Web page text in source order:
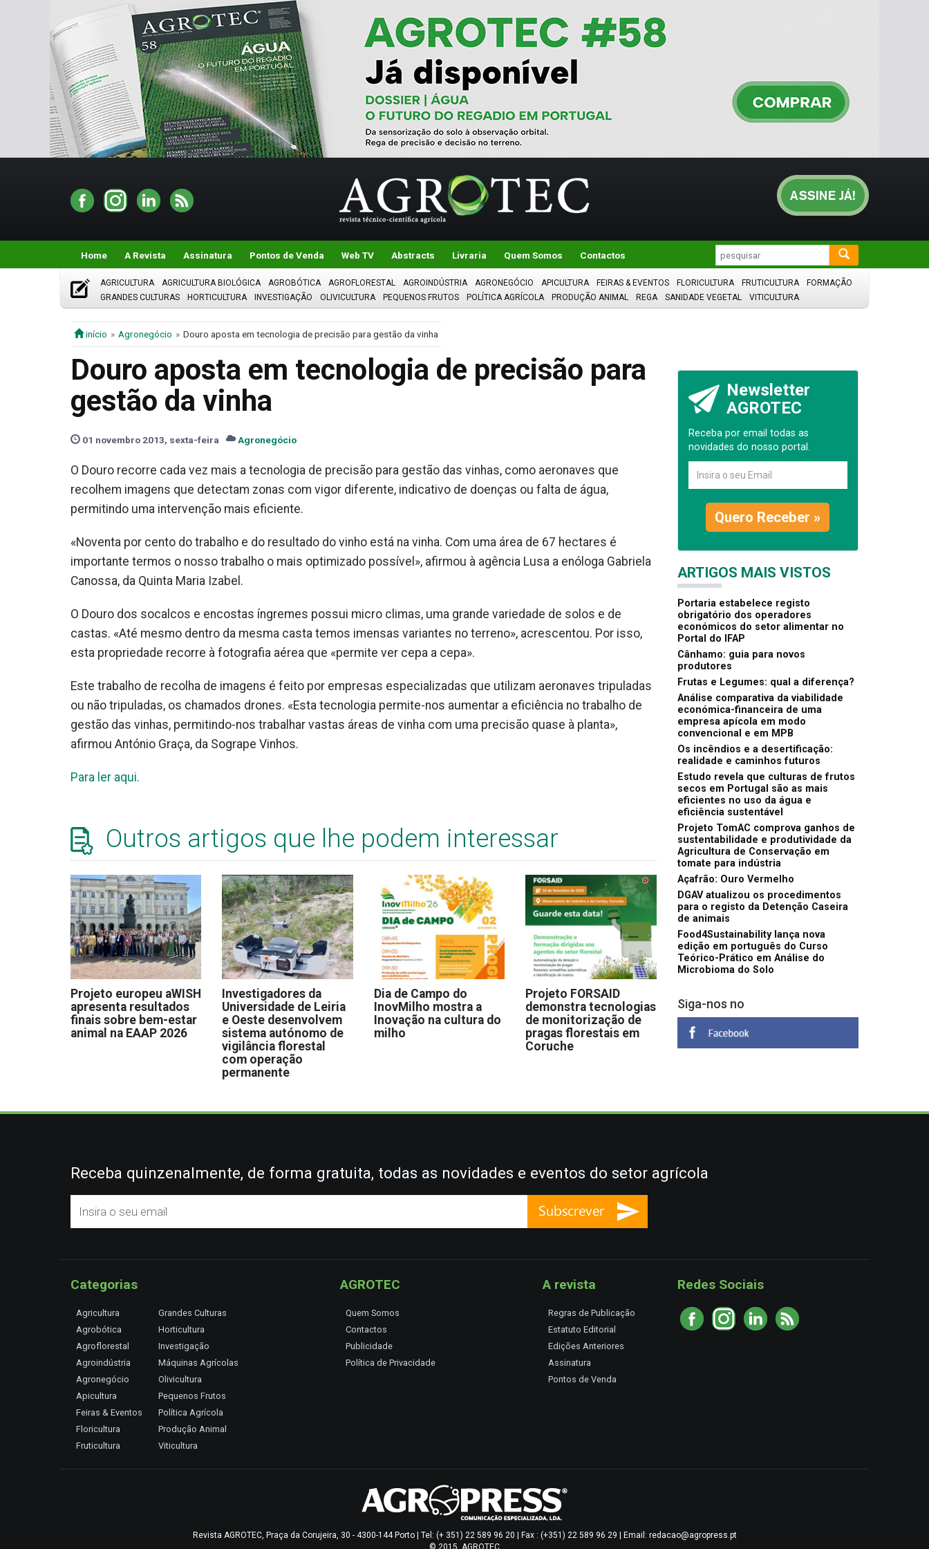
Home A Revista Assinatura Pontos de Venda Web TV Abstracts Livraria Quem Somos Contactos
AGRICULTURA AGRICULTURA BIOLÓGICA AGROBÓTICA AGROFLORESTAL AGROINDÚSTRIA AGRONEGÓCIO APICULTURA FEIRAS & EVENTOS FLORICULTURA FRUTICULTURA
FORMAÇÃO
GRANDES CULTURAS
HORTICULTURA INVESTIGAÇÃO OLIVICULTURA PEQUENOS FRUTOS POLÍTICA AGRÍCOLA PRODUÇÃO ANIMAL REGA SANIDADE VEGETAL VITICULTURA
início Agronegócio Douro aposta em tecnologia de precisão para gestão da vinha
Douro aposta em tecnologia de precisão para
gestão da vinha
01 novembro 2013, sexta-feira Agronegócio
O Douro recorre cada vez mais a tecnologia de precisão para gestão das vinhas, como aeronaves que
recolhem imagens que detectam zonas com vigor diferente, indicativo de doenças ou falta de água,
permitindo uma intervenção mais eficiente.
«Noventa por cento do trabalho e do resultado do vinho está na vinha. Com uma área de 67 hectares é
importante termos o nosso trabalho o mais optimizado possível», afirmou à agência Lusa a enóloga Gabriela
Canossa, da Quinta Maria Izabel.
O Douro dos socalcos e encostas íngremes possui micro climas, uma grande variedade de solos e de
castas. «Até mesmo dentro da mesma casta temos imensas variantes no terreno», acrescentou. Por isso,
esta propriedade recorre à fotografia aérea que «permite ver cepa a cepa».
Este trabalho de recolha de imagens é feito por empresas especializadas que utilizam aeronaves tripuladas
ou não tripuladas, os chamados drones. «Esta tecnologia permite-nos aumentar a eficiência no trabalho de
gestão das vinhas, permitindo-nos trabalhar vastas áreas de vinha com uma precisão quase à planta»,
afirmou António Graça, da Sogrape Vinhos.
Para ler aqui.
Outros artigos que lhe podem interessar
Projeto europeu aWISH
apresenta resultados
finais sobre bem-estar
animal na EAAP 2026
Investigadores da
Universidade de Leiria
e Oeste desenvolvem
sistema autónomo de
vigilância florestal
com operação
permanente
Dia de Campo do
InovMilho mostra a
Inovação na cultura do
milho
Projeto FORSAID
demonstra tecnologias
de monitorização de
pragas florestais em
Coruche
Newsletter
AGROTEC
Receba por email todas as
novidades do nosso portal.
Quero Receber »
ARTIGOS MAIS VISTOS
Portaria estabelece registo
obrigatório dos operadores
económicos do setor alimentar no
Portal do IFAP
Cânhamo: guia para novos
produtores
Frutas e Legumes: qual a diferença?
Análise comparativa da viabilidade
económica-financeira de uma
empresa apícola em modo
convencional e em MPB
Os incêndios e a desertificação:
realidade e caminhos futuros
Estudo revela que culturas de frutos
secos em Portugal são as mais
eficientes no uso da água e
eficiência sustentável
Projeto TomAC comprova ganhos de
sustentabilidade e produtividade da
Agricultura de Conservação em
tomate para indústria
Açafrão: Ouro Vermelho
DGAV atualizou os procedimentos
para o registo da Detenção Caseira
de animais
Food4Sustainability lança nova
edição em português do Curso
Teórico-Prático em Análise do
Microbioma do Solo
Siga-nos no
Receba quinzenalmente, de forma gratuita, todas as novidades e eventos do setor agrícola
Categorias
Agricultura
Agrobótica
Agroflorestal
Agroindústria
Agronegócio
Apicultura
Feiras & Eventos
Floricultura
Fruticultura
Grandes Culturas
Horticultura
Investigação
Máquinas Agrícolas
Olivicultura
Pequenos Frutos
Política Agrícola
Produção Animal
Viticultura
AGROTEC
Quem Somos
Contactos
Publicidade
Política de Privacidade
A revista
Regras de Publicação
Estatuto Editorial
Edições Anteriores
Assinatura
Pontos de Venda
Redes Sociais
Revista AGROTEC, Praça da Corujeira, 30 - 4300-144 Porto | Tel: (+ 351) 22 589 96 20 | Fax : (+351) 22 589 96 29 | Email: redacao@agropress.pt
© 2015, AGROTEC